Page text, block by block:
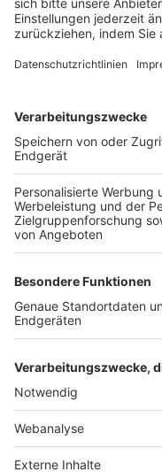
FOLGE DEM BFV
TOP-VEREINE
TOP-PARTNER
Nutzungsbedingungen